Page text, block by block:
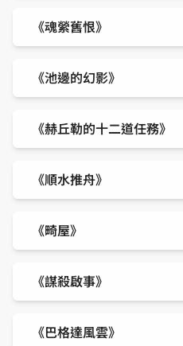
《魂縈舊恨》
《池邊的幻影》
《赫丘勒的十二道任務》
《順水推舟》
《畸屋》
《謀殺啟事》
《巴格達風雲》